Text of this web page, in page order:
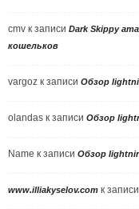
cmv к записи Dark Skippy
кошельков
vargoz к записи Обзор
olandas к записи Обзор
Name к записи Обзор
www.illiakyselov.com к записи